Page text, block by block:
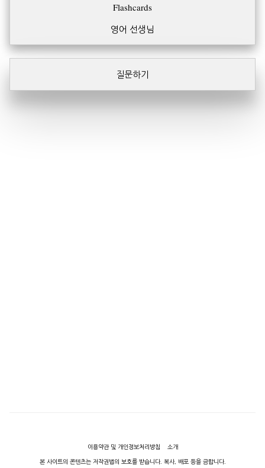
Flashcards
영어 선생님
질문하기
이용약관 및 개인정보처리방침
소개
본 사이트의 콘텐츠는 저작권법의 보호를 받습니다. 복사, 배포 등을 금합니다.